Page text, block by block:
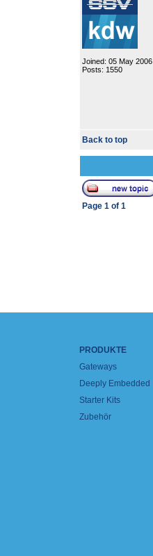
Joined: 05 May 2006
Posts: 1550
Back to top
Page 1 of 1
PRODUKTE
Gateways
Deeply Embedded
Starter Kits
Zubehör